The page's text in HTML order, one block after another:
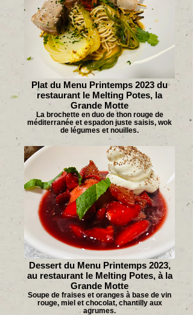
Plat du Menu Printemps 2023 du
restaurant le Melting Potes, la
Grande Motte
La brochette en duo de thon rouge de
méditerranée et espadon juste saisis, wok
de légumes et nouilles.
Dessert du Menu Printemps 2023,
au restaurant le Melting Potes, à la
Grande Motte
Soupe de fraises et oranges à base de vin
rouge, miel et chocolat, chantilly aux
agrumes.